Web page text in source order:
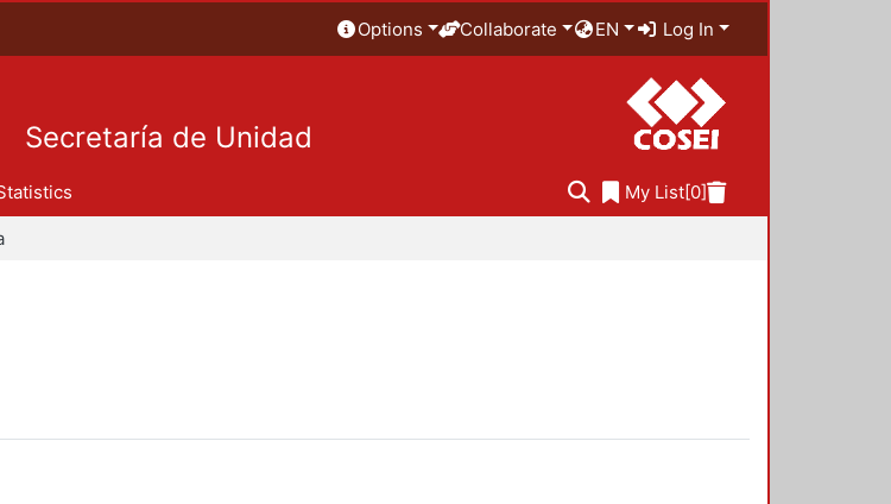
Options Collaborate EN Log In
Secretaría de Unidad
My List[0]